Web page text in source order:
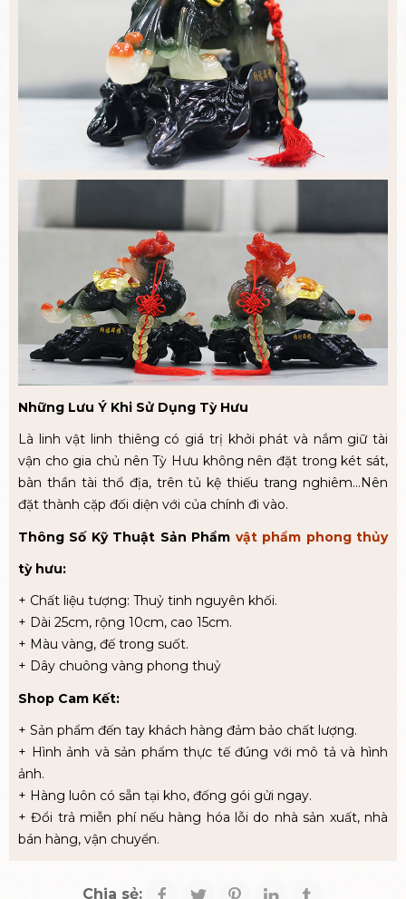
Những Lưu Ý Khi Sử Dụng Tỳ Hưu
Là linh vật linh thiêng có giá trị khởi phát và nắm giữ tài
vận cho gia chủ nên Tỳ Hưu không nên đặt trong két sát,
bàn thần tài thổ địa, trên tủ kệ thiếu trang nghiêm…Nên
đặt thành cặp đối diện với của chính đi vào.
Thông Số Kỹ Thuật Sản Phẩm vật phẩm phong thủy
tỳ hưu:
+ Chất liệu tượng: Thuỷ tinh nguyên khối.
+ Dài 25cm, rộng 10cm, cao 15cm.
+ Màu vàng, đế trong suốt.
+ Dây chuông vàng phong thuỷ
Shop Cam Kết:
+ Sản phẩm đến tay khách hàng đảm bảo chất lượng.
+ Hình ảnh và sản phẩm thực tế đúng với mô tả và hình
ảnh.
+ Hàng luôn có sẵn tại kho, đống gói gửi ngay.
+ Đổi trả miễn phí nếu hàng hóa lỗi do nhà sản xuất, nhà
bán hàng, vận chuyển.
Chia sẻ: